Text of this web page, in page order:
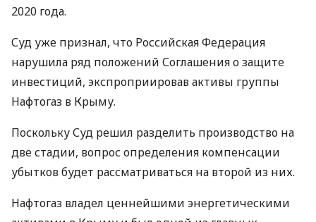
2020 года.
Суд уже признал, что Российская Федерация
нарушила ряд положений Соглашения о защите
инвестиций, экспроприировав активы группы
Нафтогаз в Крыму.
Поскольку Суд решил разделить производство на
две стадии, вопрос определения компенсации
убытков будет рассматриваться на второй из них.
Нафтогаз владел ценнейшими энергетическими